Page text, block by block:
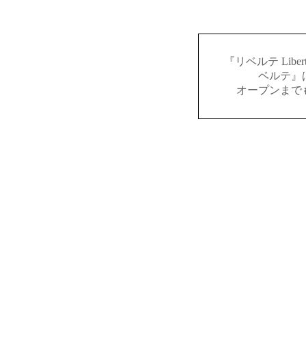
『リベルテ
ベルテ』
オープンまで